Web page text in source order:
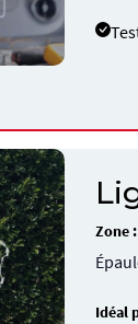
Zone :
Idéal